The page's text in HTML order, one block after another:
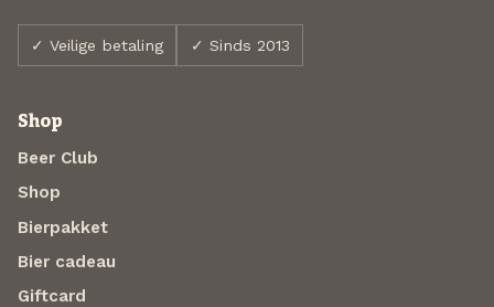
✓ Veilige betaling ✓ Sinds 2013
Shop
Beer Club
Shop
Bierpakket
Bier cadeau
Giftcard